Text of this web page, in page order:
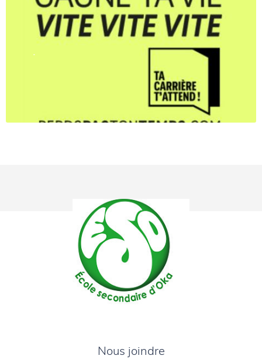
.
Nous joindre